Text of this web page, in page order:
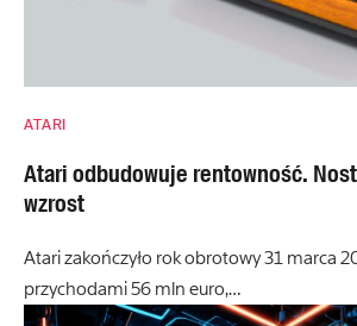
ATARI
Atari odbudowuje rentowność.
wzrost
Atari zakończyło rok obrotowy 31 marca
przychodami 56 mln euro,…